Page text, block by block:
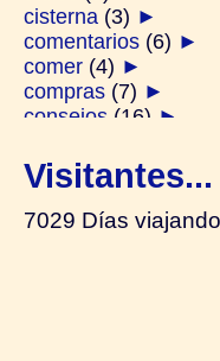
cisterna (3) ►
comentarios (6) ►
comer (4) ►
compras (7) ►
consejos (16) ►
diarios (2) ►
ferry (2) ►
festivos (1) ►
Visitantes...
7029 Días